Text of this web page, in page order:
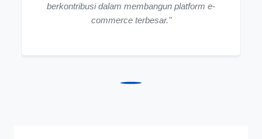
berkontribusi dalam membangun platform e-
commerce terbesar."